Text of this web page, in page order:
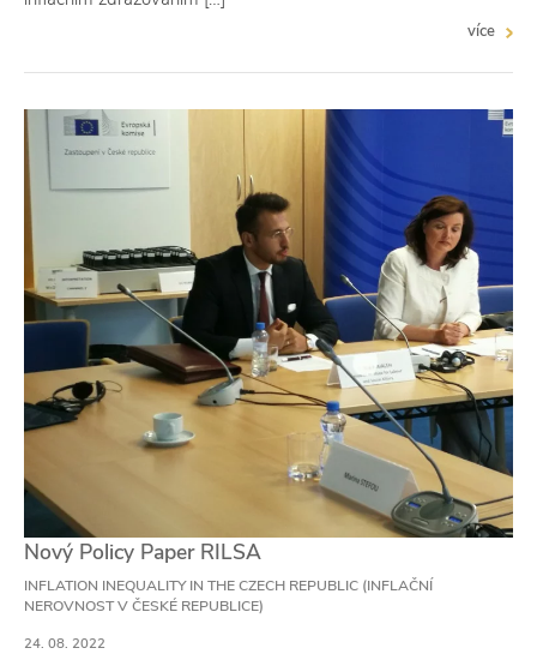
více
Nový Policy Paper RILSA
INFLATION INEQUALITY IN THE CZECH REPUBLIC (INFLAČNÍ
NEROVNOST V ČESKÉ REPUBLICE)
24. 08. 2022